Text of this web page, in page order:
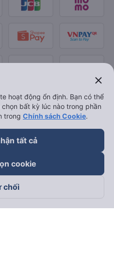
close
hoạt động ổn định. Bạn có thể
bất kỳ lúc nào trong phần
trong Chính sách Cookie.
tất cả
cookie
chối